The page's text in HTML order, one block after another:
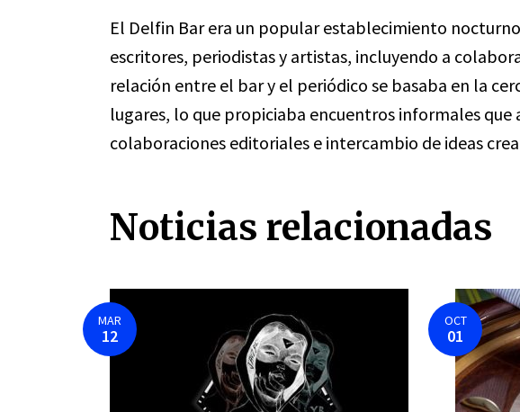
El Delfin Bar era un popular establecimiento
escritores, periodistas y artistas, incluyendo a
relación entre el bar y el periódico se basaba en la
lugares, lo que propiciaba encuentros informales que
colaboraciones editoriales e intercambio de ideas
Noticias relacionadas
MAR
12
OCT
01